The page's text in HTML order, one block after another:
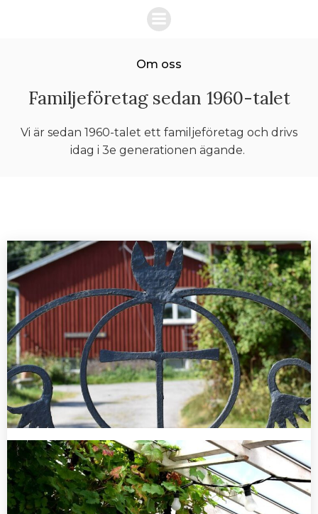
Hoppa
till
Om oss
Familjeföretag sedan 1960-talet
Vi är sedan 1960-talet ett familjeföretag och drivs
idag i 3e generationen ägande.